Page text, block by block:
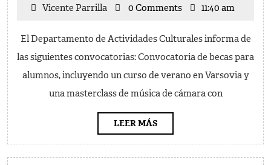
de
becas
y
concierto
Vicente ParrillaVicente0 Comments 11:40 am
El Departamento de Actividades Culturales informa de
las siguientes convocatorias: Convocatoria de becas para
alumnos, incluyendo un curso de verano en Varsovia y
una masterclass de música de cámara con
LEER MÁSLEER
MÁS